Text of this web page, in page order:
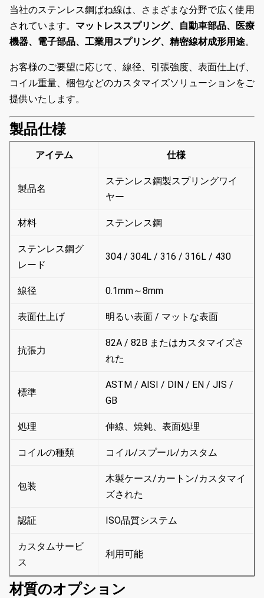
当社のステンレス鋼ばね線は、さまざまな分野で広く使用
されています。 マットレススプリング、自動車部品、医療
機器、電子部品、工業用スプリング、精密線材成形用途。
お客様のご要望に応じて、線径、引張強度、表面仕上げ、
コイル重量、梱包などのカスタマイズソリューションをご
提供いたします。
製品仕様
アイテム 仕様
製品名
ステンレス鋼製スプリングワイ
ヤー
材料 ステンレス鋼
ステンレス鋼グ
レード
304 / 304L / 316 / 316L / 430
線径 0.1mm～8mm
表面仕上げ 明るい表面 / マットな表面
抗張力
82A / 82B またはカスタマイズさ
れた
標準
ASTM / AISI / DIN / EN / JIS /
GB
処理 伸線、焼鈍、表面処理
コイルの種類 コイル/スプール/カスタム
包装
木製ケース/カートン/カスタマイ
ズされた
認証 ISO品質システム
カスタムサービ
ス
利用可能
材質のオプション